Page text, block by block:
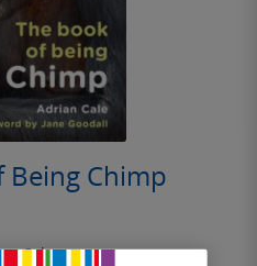
Being Chimp
Cale